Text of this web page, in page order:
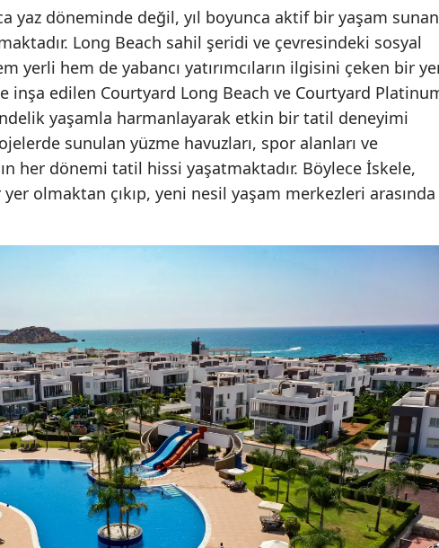
yaz döneminde değil, yıl boyunca aktif bir yaşam sunan
Long Beach sahil şeridi ve çevresindeki sosyal
yerli hem de yabancı yatırımcıların ilgisini çeken bir
inşa edilen Courtyard Long Beach ve Courtyard
yaşamla harmanlayarak etkin bir tatil deneyimi
sunulan yüzme havuzları, spor alanları ve
her dönemi tatil hissi yaşatmaktadır. Böylece İskele,
olmaktan çıkıp, yeni nesil yaşam merkezleri arasında